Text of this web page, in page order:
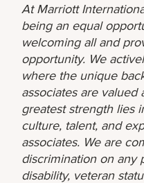
At Marriott
being an equal
welcoming all and
opportunity. We
where the unique
associates are valued
greatest strength lies
culture, talent, and
associates. We are
discrimination on any
disability, veteran